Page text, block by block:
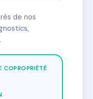
de nos
COPROPRIÉTÉ